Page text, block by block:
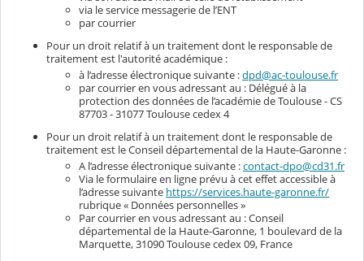
via le service messagerie de l’ENT
par courrier
Pour un droit relatif à un traitement dont le responsable de
traitement est l'autorité académique :
à l’adresse électronique suivante :dpd@ac-toulouse.fr
par courrier en vous adressant au : Délégué à la
protection des données de l’académie de Toulouse - CS
87703 - 31077 Toulouse cedex 4
Pour un droit relatif à un traitement dont le responsable de
traitement est le Conseil départemental de la Haute-Garonne :
A l’adresse électronique suivante :contact-dpo@cd31.fr
Via le formulaire en ligne prévu à cet effet accessible à
l’adresse suivante https://services.haute-garonne.fr/
rubrique « Données personnelles »
Par courrier en vous adressant au : Conseil
départemental de la Haute-Garonne, 1 boulevard de la
Marquette, 31090 Toulouse cedex 09, France